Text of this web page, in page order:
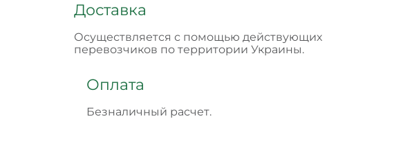
Доставка
Осуществляется с помощью действующих
перевозчиков по территории Украины.
Оплата
Безналичный расчет.